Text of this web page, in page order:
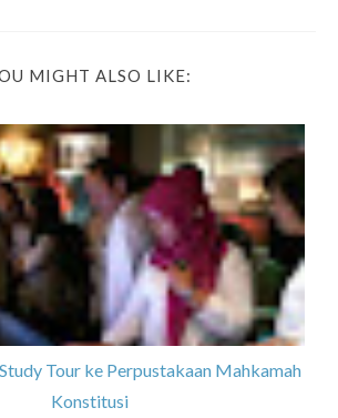
MIGHT ALSO LIKE:
Tour ke Perpustakaan Mahkamah
Konstitusi